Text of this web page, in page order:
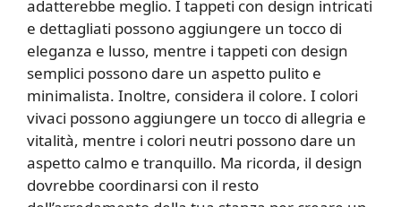
adatterebbe meglio. I tappeti con design intricati
e dettagliati possono aggiungere un tocco di
eleganza e lusso, mentre i tappeti con design
semplici possono dare un aspetto pulito e
minimalista. Inoltre, considera il colore. I colori
vivaci possono aggiungere un tocco di allegria e
vitalità, mentre i colori neutri possono dare un
aspetto calmo e tranquillo. Ma ricorda, il design
dovrebbe coordinarsi con il resto